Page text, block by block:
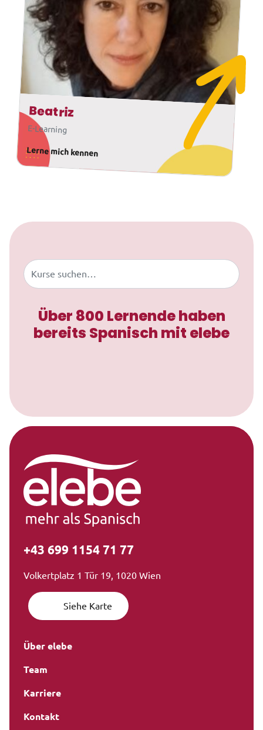
Beatriz
E-Learning
Lerne mich kennen
Zum Inhalt springen
Buscar
Über 800 Lernende haben
bereits Spanisch mit elebe
+43 699 1154 71 77
Volkertplatz 1 Tür 19, 1020 Wien
Siehe Karte
Über elebe
Team
Karriere
Kontakt